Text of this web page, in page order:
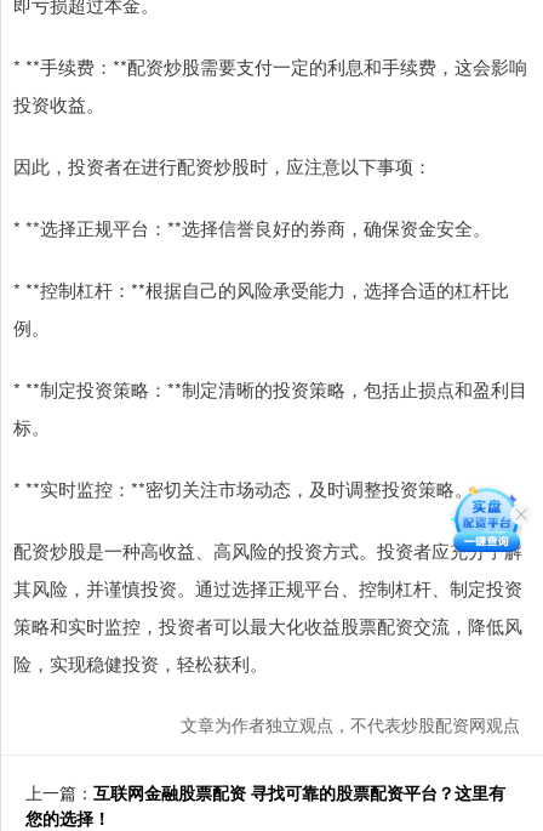
* **手续费：**配资炒股需要支付一定的利息和手续费，这会影响
投资收益。
因此，投资者在进行配资炒股时，应注意以下事项：
* **选择正规平台：**选择信誉良好的券商，确保资金安全。
* **控制杠杆：**根据自己的风险承受能力，选择合适的杠杆比
例。
* **制定投资策略：**制定清晰的投资策略，包括止损点和盈利目
标。
* **实时监控：**密切关注市场动态，及时调整投资策略。
配资炒股是一种高收益、高风险的投资方式。投资者应充分了解
其风险，并谨慎投资。通过选择正规平台、控制杠杆、制定投资
策略和实时监控，投资者可以最大化收益股票配资交流，降低风
险，实现稳健投资，轻松获利。
文章为作者独立观点，不代表炒股配资网观点
上一篇： 互联网金融股票配资 寻找可靠的股票配资平台？这里有
您的选择！